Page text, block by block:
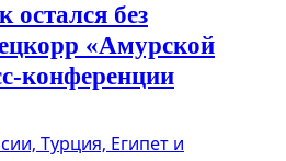
остался без
«Амурской
конференции
Турция, Египет и